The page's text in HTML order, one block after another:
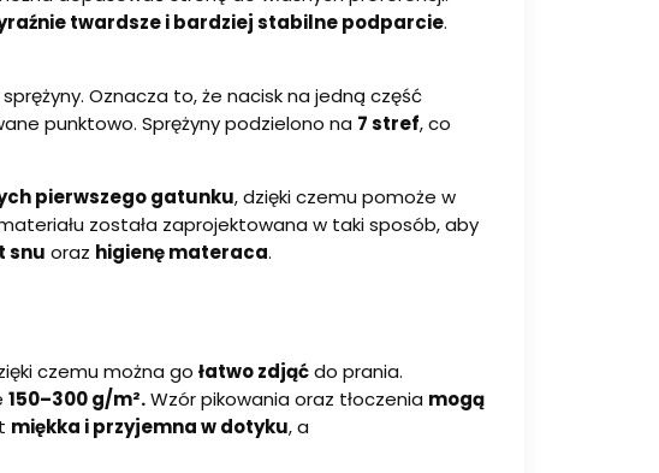
twardsze i bardziej stabilne podparcie.
Oznacza to, że nacisk na jedną część
punktowo. Sprężyny podzielono na 7 stref, co
pierwszego gatunku, dzięki czemu pomoże w
została zaprojektowana w taki sposób, aby
snu oraz higienę materaca.
czemu można go łatwo zdjąćdo prania.
150–300 g/m².Wzór pikowania oraz tłoczenia mogą
miękka i przyjemna w dotyku, a